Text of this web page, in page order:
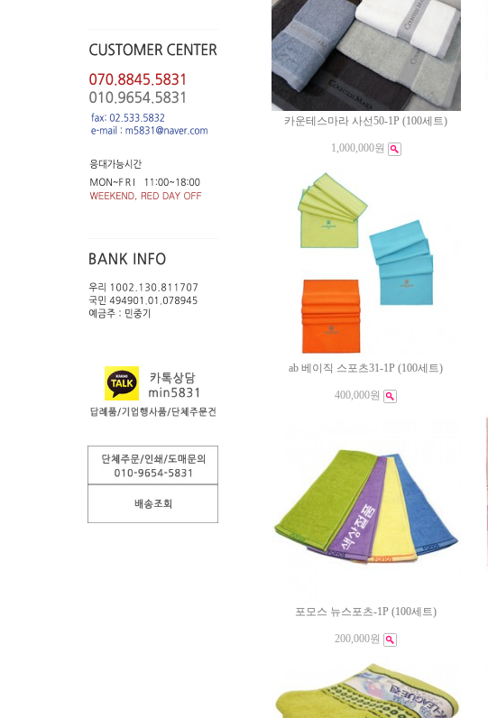
카운테스마라 사선50-1P (100세트)
1,000,000원
ab 베이직 스포츠31-1P (100세트)
400,000원
포모스 뉴스포츠-1P (100세트)
200,000원